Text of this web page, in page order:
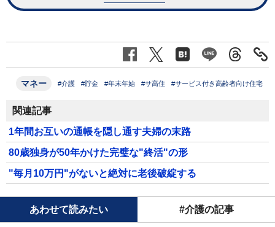
マネー #介護 #貯金 #年末年始 #サ高住 #サービス付き高齢者向け住宅
関連記事
1年間お互いの通帳を隠し通す夫婦の末路
80歳独身が50年かけた完璧な"終活"の形
"毎月10万円"がないと絶対に老後破綻する
あわせて読みたい #介護の記事